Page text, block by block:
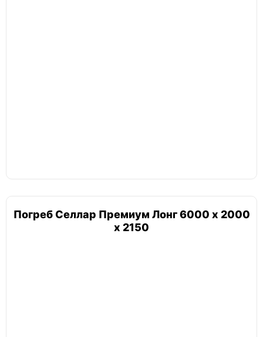
Погреб Селлар Премиум Лонг 6000 х 2000
х 2150